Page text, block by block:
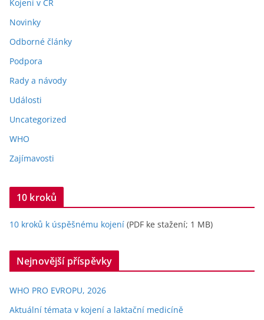
Kojení v ČR
Novinky
Odborné články
Podpora
Rady a návody
Události
Uncategorized
WHO
Zajímavosti
10 kroků
10 kroků k úspěšnému kojení (PDF ke stažení; 1 MB)
Nejnovější příspěvky
WHO PRO EVROPU, 2026
Aktuální témata v kojení a laktační medicíně